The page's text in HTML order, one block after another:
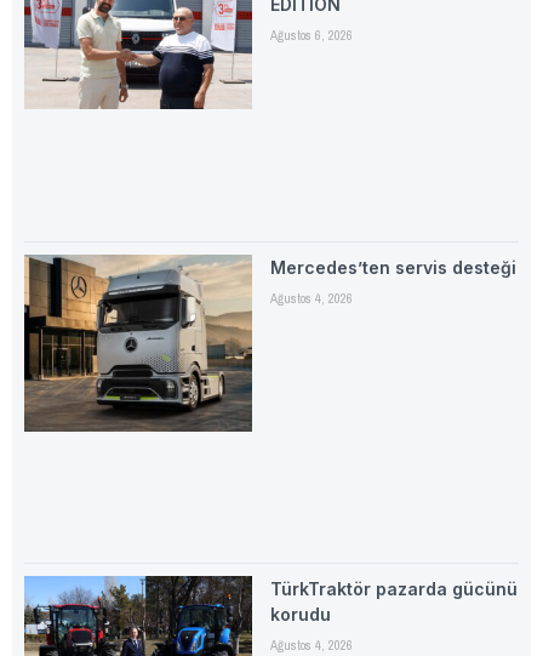
EDITION
Ağustos 6, 2026
Mercedes’ten servis desteği
Ağustos 4, 2026
TürkTraktör pazarda gücünü
korudu
Ağustos 4, 2026